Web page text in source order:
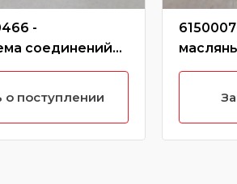
-
соединений
труб
о поступлении
WD10/